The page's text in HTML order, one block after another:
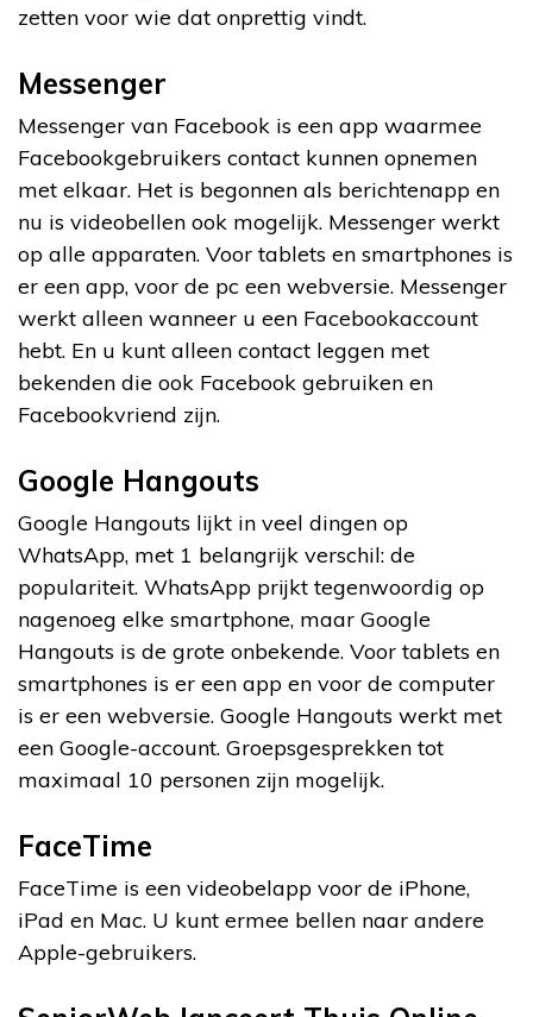
zetten voor wie dat onprettig vindt.
Messenger
Messenger van Facebook is een app waarmee
Facebookgebruikers contact kunnen opnemen
met elkaar. Het is begonnen als berichtenapp en
nu is videobellen ook mogelijk. Messenger werkt
op alle apparaten. Voor tablets en smartphones is
er een app, voor de pc een webversie. Messenger
werkt alleen wanneer u een Facebookaccount
hebt. En u kunt alleen contact leggen met
bekenden die ook Facebook gebruiken en
Facebookvriend zijn.
Google Hangouts
Google Hangouts lijkt in veel dingen op
WhatsApp, met 1 belangrijk verschil: de
populariteit. WhatsApp prijkt tegenwoordig op
nagenoeg elke smartphone, maar Google
Hangouts is de grote onbekende. Voor tablets en
smartphones is er een app en voor de computer
is er een webversie. Google Hangouts werkt met
een Google-account. Groepsgesprekken tot
maximaal 10 personen zijn mogelijk.
FaceTime
FaceTime is een videobelapp voor de iPhone,
iPad en Mac. U kunt ermee bellen naar andere
Apple-gebruikers.